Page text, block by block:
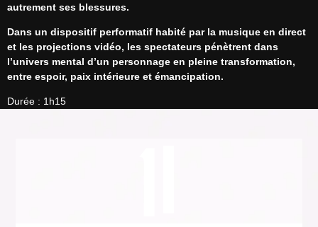
autrement ses blessures.
Dans un dispositif performatif habité par la musique en direct
et les projections vidéo, les spectateurs pénètrent dans
l’univers mental d’un personnage en pleine transformation,
entre espoir, paix intérieure et émancipation.
Durée : 1h15